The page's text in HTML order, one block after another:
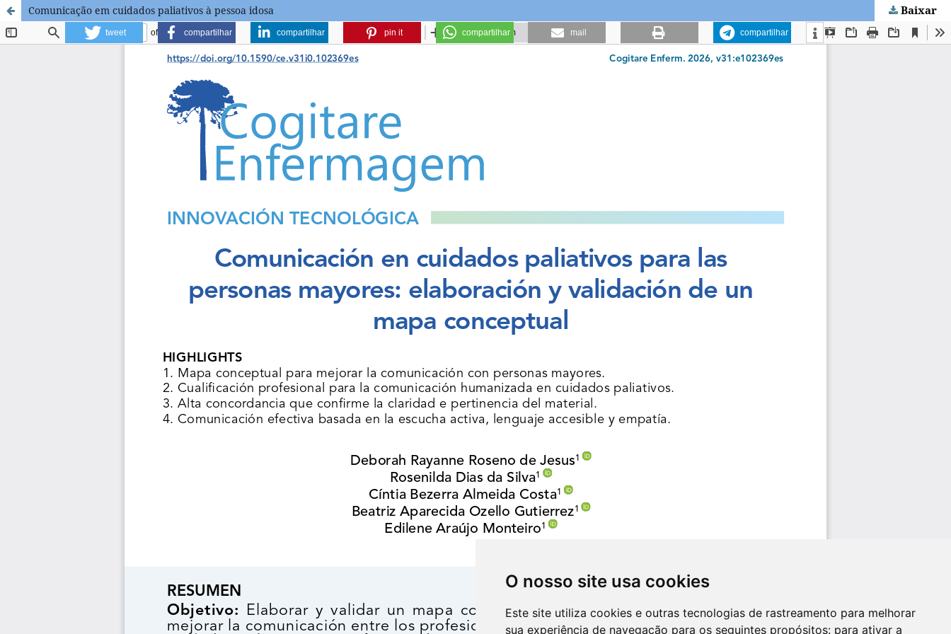
O nosso site usa cookies
Este site utiliza cookies e outras tecnologias de rastreamento para melhorar
sua experiência de navegação para os seguintes propósitos: para ativar a
Comunicação em cuidados paliativos à pessoa idosa Baixar
tweet compartilhar compartilhar pin it compartilhar mail compartilhar